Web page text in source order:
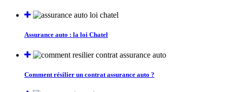
Assurance auto : la loi Chatel
Comment résilier un contrat assurance auto ?